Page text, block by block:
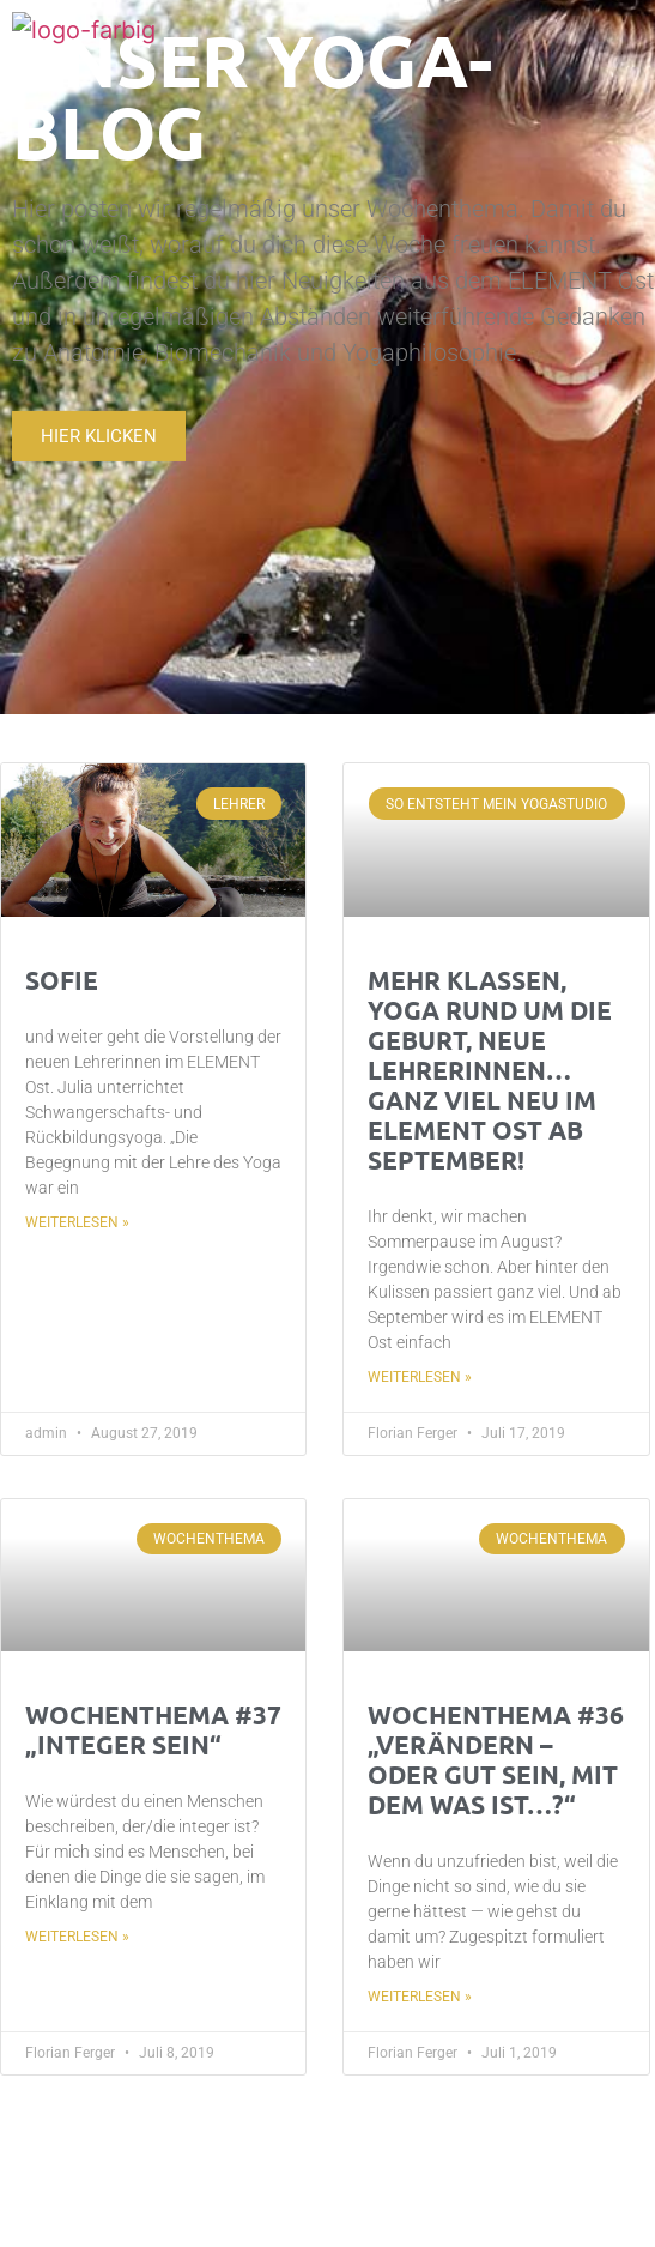
UNSER YOGA-
BLOG
Hier posten wir regelmäßig unser Wochenthema. Damit du
schon weißt, worauf du dich diese Woche freuen kannst.
Außerdem findest du hier Neuigkeiten aus dem ELEMENT Ost
und in unregelmäßigen Abständen weiterführende Gedanken
zu Anatomie, Biomechanik und Yogaphilosophie.
HIER KLICKEN
LEHRER
SOFIE
und weiter geht die Vorstellung der
neuen Lehrerinnen im ELEMENT
Ost. Julia unterrichtet
Schwangerschafts- und
Rückbildungsyoga. „Die
Begegnung mit der Lehre des Yoga
war ein
WEITERLESEN »
admin August 27, 2019
SO ENTSTEHT MEIN YOGASTUDIO
MEHR KLASSEN,
YOGA RUND UM DIE
GEBURT, NEUE
LEHRERINNEN…
GANZ VIEL NEU IM
ELEMENT OST AB
SEPTEMBER!
Ihr denkt, wir machen
Sommerpause im August?
Irgendwie schon. Aber hinter den
Kulissen passiert ganz viel. Und ab
September wird es im ELEMENT
Ost einfach
WEITERLESEN »
Florian Ferger Juli 17, 2019
WOCHENTHEMA
WOCHENTHEMA #37
„INTEGER SEIN“
Wie würdest du einen Menschen
beschreiben, der/die integer ist?
Für mich sind es Menschen, bei
denen die Dinge die sie sagen, im
Einklang mit dem
WEITERLESEN »
Florian Ferger Juli 8, 2019
WOCHENTHEMA
WOCHENTHEMA #36
„VERÄNDERN –
ODER GUT SEIN, MIT
DEM WAS IST…?“
Wenn du unzufrieden bist, weil die
Dinge nicht so sind, wie du sie
gerne hättest — wie gehst du
damit um? Zugespitzt formuliert
haben wir
WEITERLESEN »
Florian Ferger Juli 1, 2019